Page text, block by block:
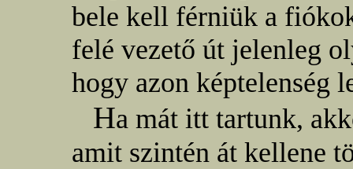
bele kell férniük a
felé vezető út jelenleg
hogy azon képtelenség
Ha mát itt tartunk,
amit szintén át kellene